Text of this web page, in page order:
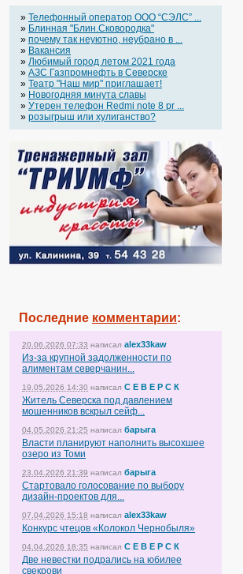
» Телефонный оператор OOO “СЭЛС” ...
» Блинная "Блин.Сковородка"
» почему так неуютно, неубрано в ...
» Вакансия
» Любимый город летом 2021 года
» АЗС Газпромнефть в Северске
» Театр "Наш мир" приглашает!
» Новогодняя минута славы
» Утерен телефон Redmi note 8 pr ...
» розыгрыш или хулиганство?
Последние комментарии:
20.06.2026 07:33 написал alex33kaw
Из-за крупной задолженности по
алиментам северчанин...
19.05.2026 14:30 написал С Е В Е Р С К
Житель Северска под давлением
мошенников вскрыл сейф...
04.05.2026 21:25 написал барыга
Власти планируют наполнить высохшее
озеро из Томи
23.04.2026 21:39 написал барыга
Стартовало голосование по выбору
дизайн-проектов для...
07.04.2026 15:18 написал alex33kaw
Конкурс чтецов «Колокол Чернобыля»
04.04.2026 18:35 написал С Е В Е Р С К
Две невестки подрались на юбилее
свекрови